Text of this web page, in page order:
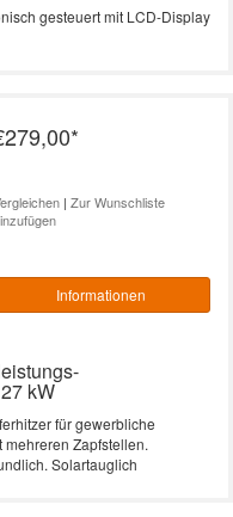
gesteuert mit LCD-Display
*
| Zur Wunschliste
Informationen
kW
für gewerbliche
Zapfstellen.
Solartauglich